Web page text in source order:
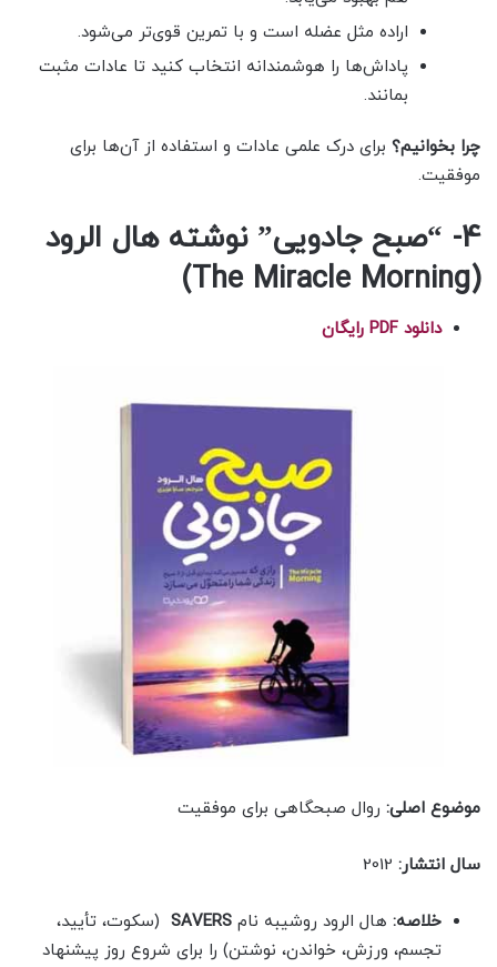
اراده مثل عضله است و با تمرین قوی‌تر می‌شود.
پاداش‌ها را هوشمندانه انتخاب کنید تا عادات مثبت
بمانند.
چرا بخوانیم؟ برای درک علمی عادات و استفاده از آن‌ها برای
موفقیت.
4- “صبح جادویی” نوشته هال الرود
(The Miracle Morning)
دانلود PDF رایگان
موضوع اصلی: روال صبحگاهی برای موفقیت
سال انتشار:
خلاصه: هال الرود روشیبه نام SAVERS (سکوت، تأیید،
تجسم، ورزش، خواندن، نوشتن) را برای شروع روز پیشنهاد